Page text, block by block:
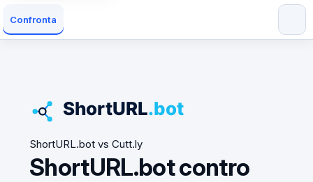
Confronta
ShortURL.bot vs Cutt.ly
ShortURL.bot contro